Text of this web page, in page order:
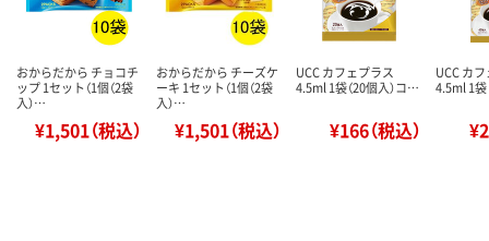
おからだから チョコチ
ップ 1セット（1個（2袋
入）…
¥1,501（税込）
おからだから チーズケ
ーキ 1セット（1個（2袋
入）…
¥1,501（税込）
UCC カフェプラス
4.5ml 1袋（20個入）コ…
¥166（税込）
UCC カ
4.5ml 1袋